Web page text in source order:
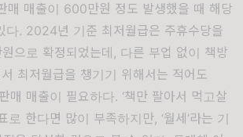
매 매출이 600만원 정도 발생했을 때 해당
다. 2024년 기준 최저월급은 주휴수당을
원으로 확정되었는데 , 다른 부업 없이 책방
최저월급을 챙기기 위해서는 적어도
매 매출이 필요하다. ‘책만 팔아서 먹고살
로 한다면 많이 부족하지만, ‘월세 ’라는 기